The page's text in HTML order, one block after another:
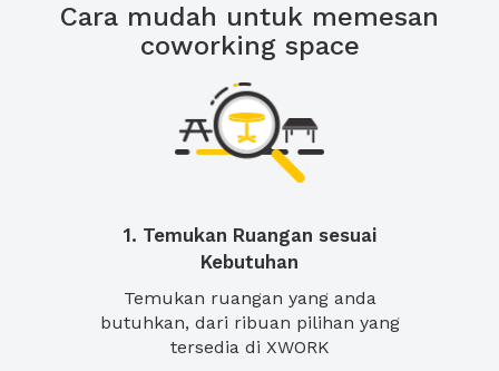
Cara mudah untuk memesan
coworking space
1. Temukan Ruangan sesuai
Kebutuhan
Temukan ruangan yang anda
butuhkan, dari ribuan pilihan yang
tersedia di XWORK